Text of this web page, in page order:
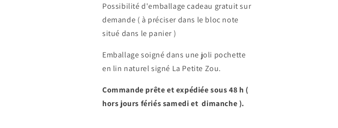
Possibilité d'emballage cadeau gratuit sur
demande ( à préciser dans le bloc note
situé dans le panier )
Emballage soigné dans une joli pochette
en lin naturel signé La Petite Zou.
Commande prête et expédiée sous 48 h (
hors jours fériés samedi et dimanche ).